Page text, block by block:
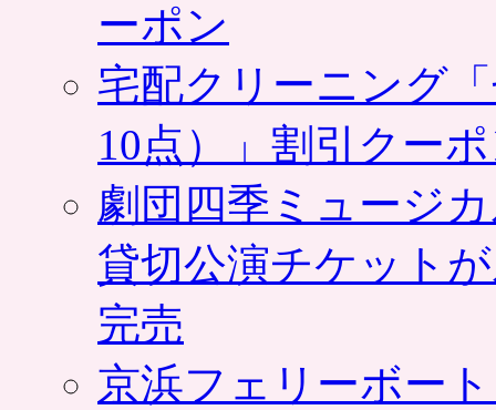
ーポン
宅配クリーニング
10点）」割引クー
劇団四季ミュージ
貸切公演チケット
完売
京浜フェリーボー